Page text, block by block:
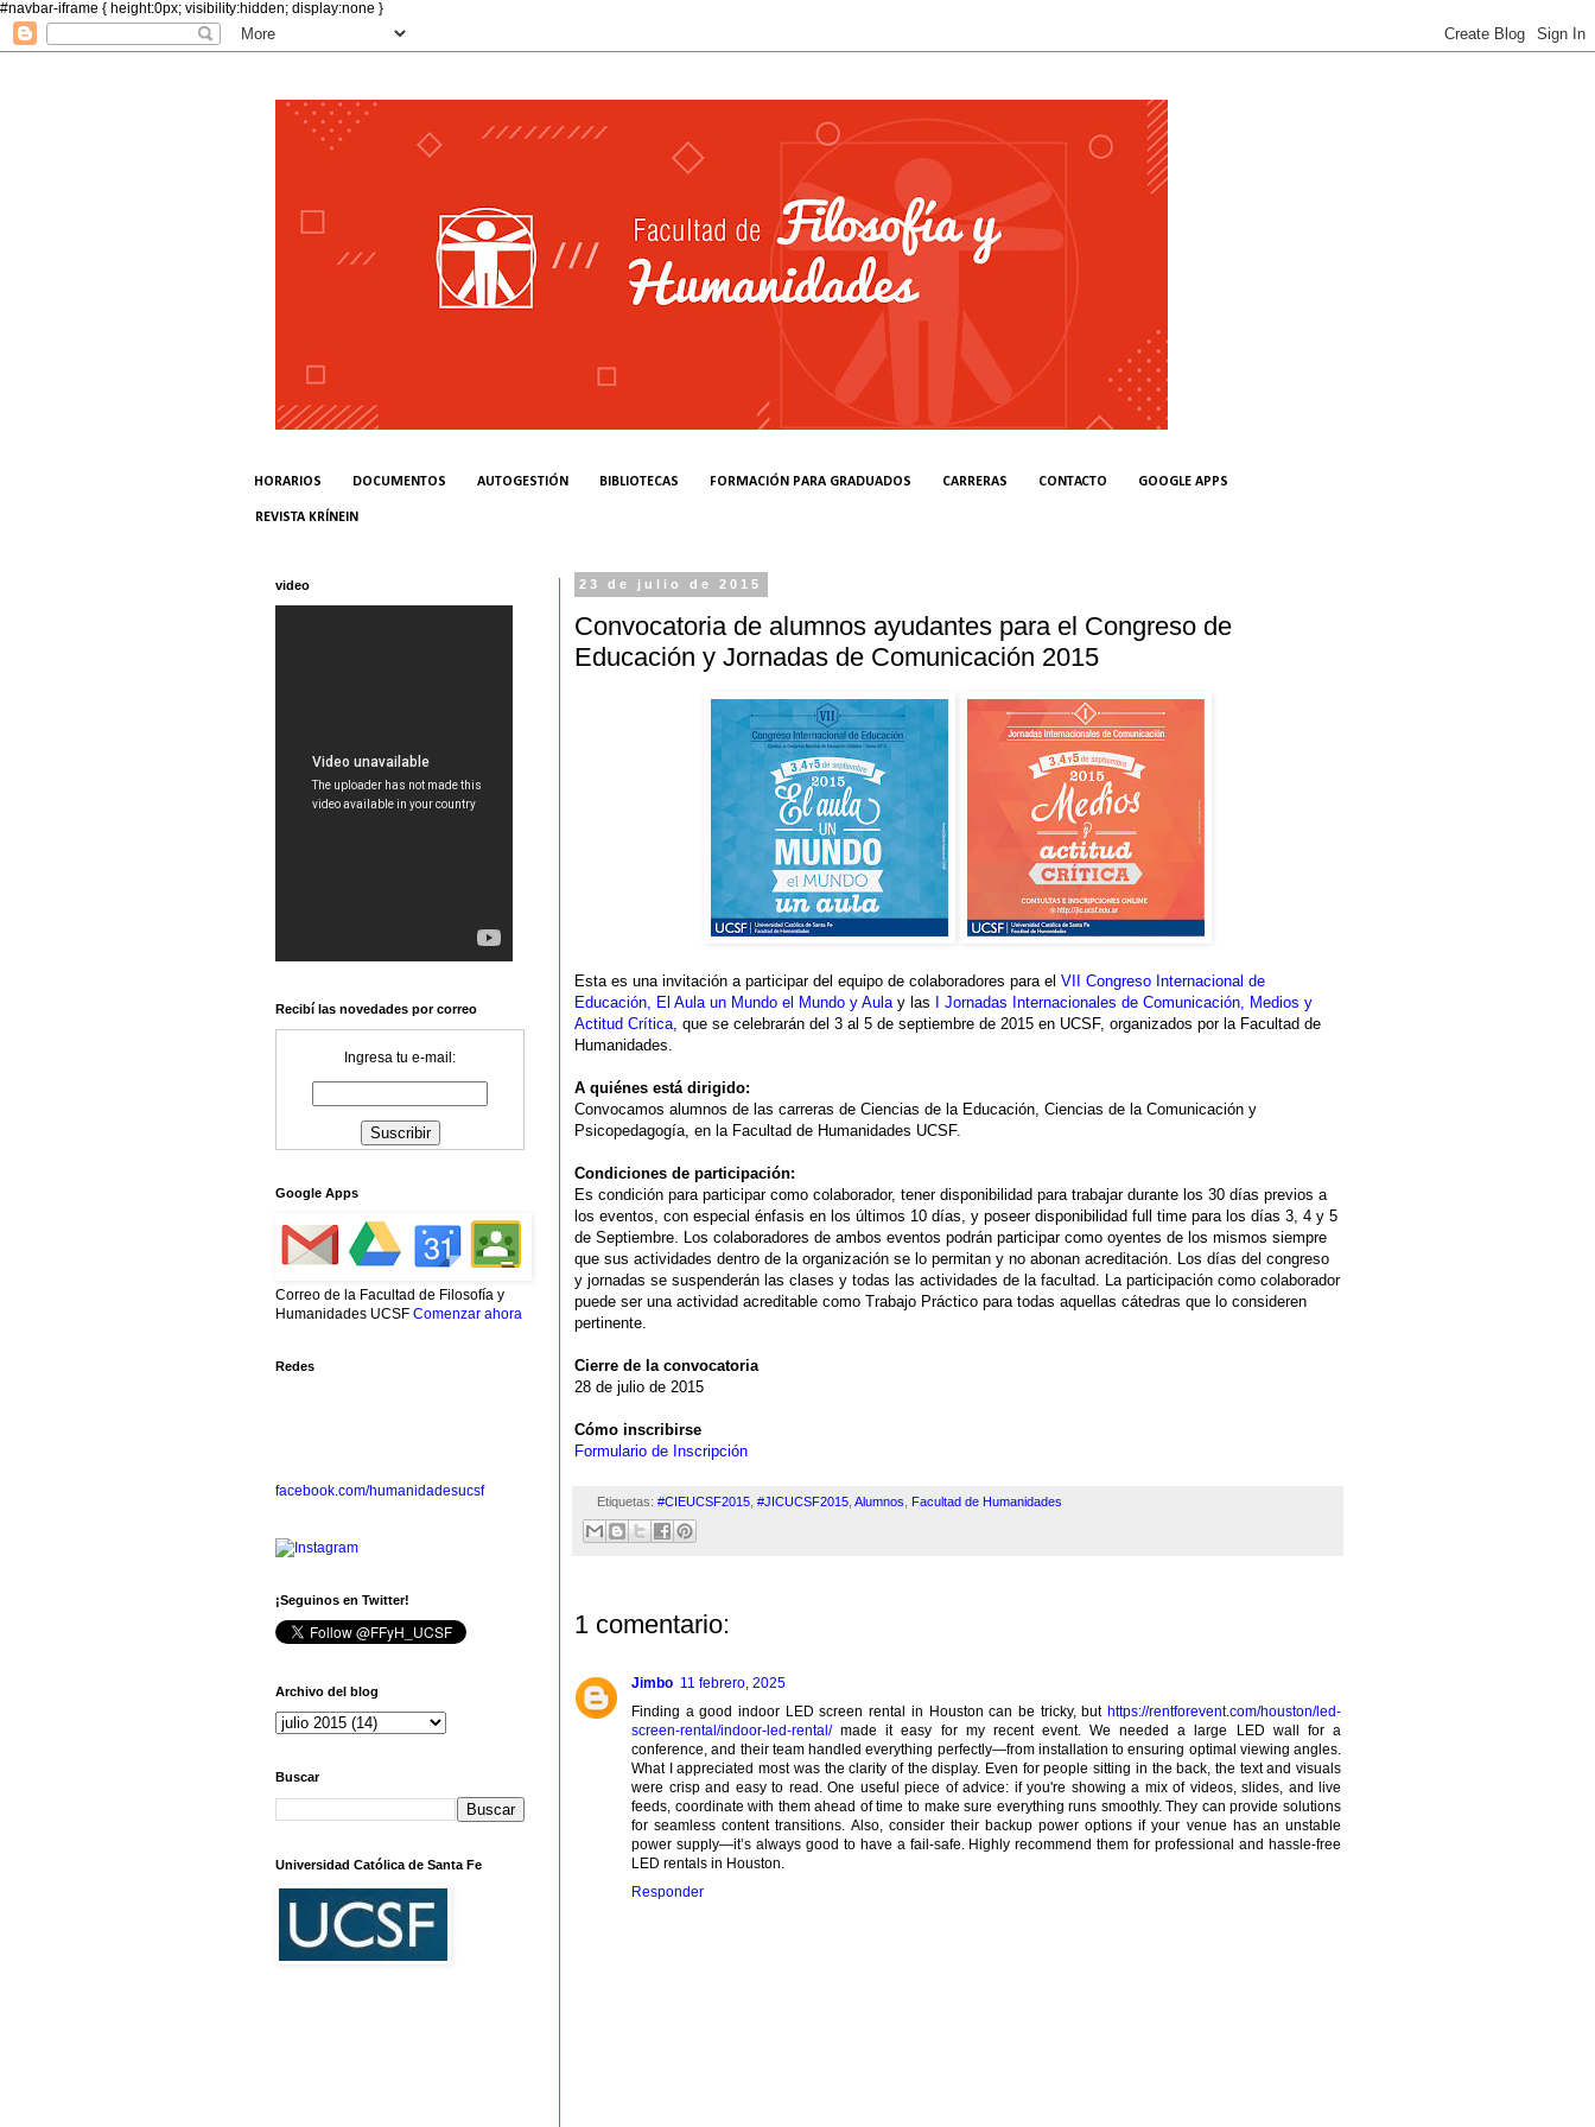
#navbar-iframe { height:0px; visibility:hidden; display:none }
HORARIOS DOCUMENTOS AUTOGESTIÓN BIBLIOTECAS FORMACIÓN PARA GRADUADOS CARRERAS CONTACTO GOOGLE APPS
REVISTA KRÍNEIN
23 de julio de 2015
Convocatoria de alumnos ayudantes para el Congreso de
Educación y Jornadas de Comunicación 2015
Esta es una invitación a participar del equipo de colaboradores para el VII Congreso Internacional de
Educación, El Aula un Mundo el Mundo y Aulay las
I Jornadas Internacionales de Comunicación, Medios y
Actitud Crítica, que se celebrarán del 3 al 5 de septiembre de 2015 en UCSF, organizados por la Facultad de
Humanidades.
A quiénes está dirigido:
Convocamos alumnos de las carreras de Ciencias de la Educación, Ciencias de la Comunicación y
Psicopedagogía, en la Facultad de Humanidades UCSF.
Condiciones de participación:
Es condición para participar como colaborador, tener disponibilidad para trabajar durante los 30 días previos a
los eventos, con especial énfasis en los últimos 10 días, y poseer disponibilidad full time para los días 3, 4 y 5
de Septiembre. Los colaboradores de ambos eventos podrán participar como oyentes de los mismos siempre
que sus actividades dentro de la organización se lo permitan y no abonan acreditación. Los días del congreso
y jornadas se suspenderán las clases y todas las actividades de la facultad. La participación como colaborador
puede ser una actividad acreditable como Trabajo Práctico para todas aquellas cátedras que lo consideren
pertinente.
Cierre de la convocatoria
28 de julio de 2015
Cómo inscribirse
Formulario de Inscripción
Etiquetas: #CIEUCSF2015, #JICUCSF2015, Alumnos, Facultad de Humanidades
1 comentario:
Jimbo 11 febrero, 2025
Finding a good indoor LED screen rental in Houston can be tricky, but https://rentforevent.com/houston/led-
screen-rental/indoor-led-rental/made it easy for my recent event. We needed a large LED wall for a
conference, and their team handled everything perfectly—from installation to ensuring optimal viewing angles.
What I appreciated most was the clarity of the display. Even for people sitting in the back, the text and visuals
were crisp and easy to read. One useful piece of advice: if you're showing a mix of videos, slides, and live
feeds, coordinate with them ahead of time to make sure everything runs smoothly. They can provide solutions
for seamless content transitions. Also, consider their backup power options if your venue has an unstable
power supply—it’s always good to have a fail-safe. Highly recommend them for professional and hassle-free
LED rentals in Houston.
Responder
video
Recibí las novedades por correo
Ingresa tu e-mail:
Google Apps
Correo de la Facultad de Filosofía y
Humanidades UCSF Comenzar ahora
Redes
facebook.com/humanidadesucsf
¡Seguinos en Twitter!
Archivo del blog
Buscar
Universidad Católica de Santa Fe